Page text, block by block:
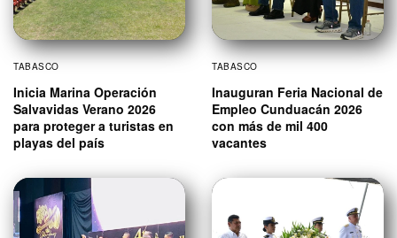
TABASCO
Inicia Marina Operación
Salvavidas Verano 2026
para proteger a turistas en
playas del país
TABASCO
Inauguran Feria Nacional de
Empleo Cunduacán 2026
con más de mil 400
vacantes